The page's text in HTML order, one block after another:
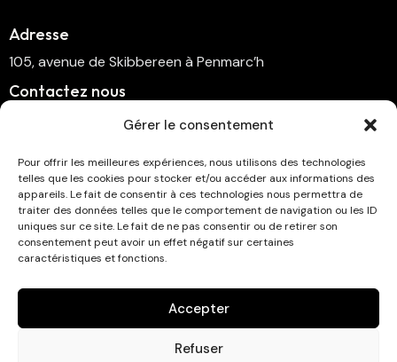
Gérer le consentement
Pour offrir les meilleures expériences, nous utilisons des technologies
telles que les cookies pour stocker et/ou accéder aux informations des
appareils. Le fait de consentir à ces technologies nous permettra de
traiter des données telles que le comportement de navigation ou les ID
uniques sur ce site. Le fait de ne pas consentir ou de retirer son
consentement peut avoir un effet négatif sur certaines
caractéristiques et fonctions.
Accepter
Refuser
Adresse
105, avenue de Skibbereen à Penmarc’h
Contactez nous
cinema.penmarch@orange.fr
Suivez-nous